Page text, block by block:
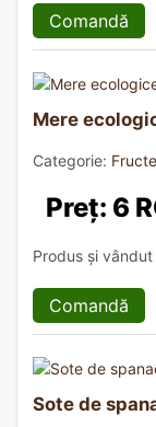
Comandă
Mere
Categorie: Fructe
Preț: 6
Produs și vândut
Comandă
Sote de